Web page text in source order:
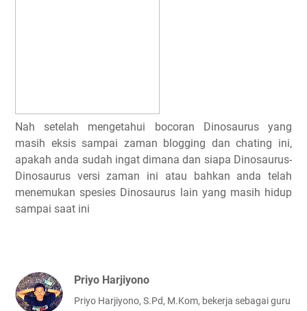
Nah setelah mengetahui bocoran Dinosaurus yang
masih eksis sampai zaman blogging dan chating ini,
apakah anda sudah ingat dimana dan siapa Dinosaurus-
Dinosaurus versi zaman ini atau bahkan anda telah
menemukan spesies Dinosaurus lain yang masih hidup
sampai saat ini
Priyo Harjiyono
Priyo Harjiyono, S.Pd, M.Kom, bekerja sebagai guru